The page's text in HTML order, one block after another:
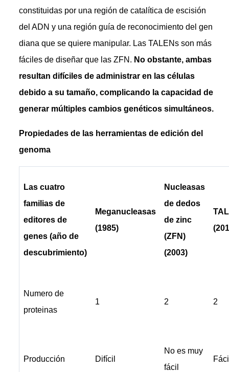
constituidas por una región de catalítica de escisión
del ADN y una región guía de reconocimiento del gen
diana que se quiere manipular. Las TALENs son más
fáciles de diseñar que las ZFN. No obstante, ambas
resultan difíciles de administrar en las células
debido a su tamaño, complicando la capacidad de
generar múltiples cambios genéticos simultáneos.
Propiedades de las herramientas de edición del
genoma
Las cuatro
familias de
editores de
genes (año de
descubrimiento)
Meganucleasas
(1985)
Nucleasas
de dedos
de zinc
(ZFN)
(2003)
Numero de
proteinas
1 2 2
Producción Difícil
No es muy
fácil